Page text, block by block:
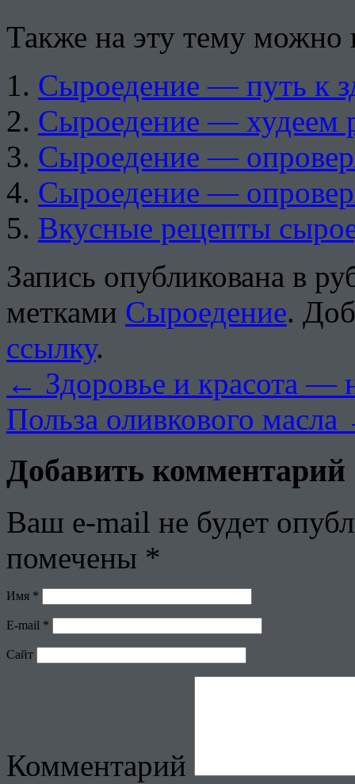
Также на эту тему можно
Сыроедение — путь к
Сыроедение — худеем
Сыроедение —
Сыроедение —
Вкусные рецепты
Запись опубликована в
метками Сыроедение.
ссылку.
← Здоровье и красота —
Польза оливкового масла
Добавить комментарий
Ваш e-mail не будет
помечены *
Имя *
E-mail *
Сайт
Комментарий